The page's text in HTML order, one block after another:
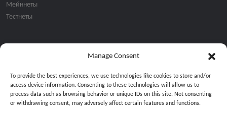
Manage Consent
To provide the best experiences, we use technologies like cookies to store and/or
access device information. Consenting to these technologies will allow us to
process data such as browsing behavior or unique IDs on this site. Not consenting
or withdrawing consent, may adversely affect certain features and functions.
Мейннеты
Тестнеты
Подписка на email рассылку: